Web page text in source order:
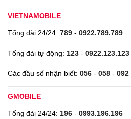
VIETNAMOBILE
Tổng đài 24/24: 789 - 0922.789.789
Tổng đài tự động: 123 - 0922.123.123
Các đầu số nhận biết: 056 - 058 - 092
GMOBILE
Tổng đài 24/24: 196 - 0993.196.196